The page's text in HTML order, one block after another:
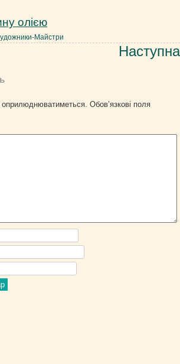
олією
Майстри
Наступна
Обов’язкові поля